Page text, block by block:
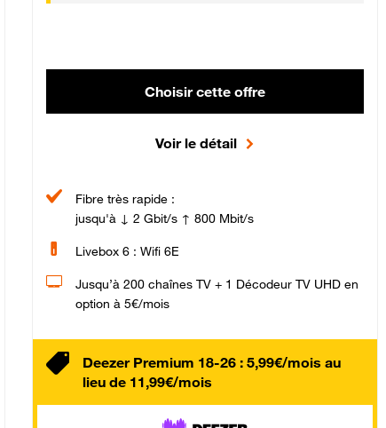
Choisir cette offre
Voir le détail
Fibre très rapide :
jusqu'à ↓ 2 Gbit/s ↑ 800 Mbit/s
Livebox 6 : Wifi 6E
Jusqu’à 200 chaînes TV + 1 Décodeur TV UHD en
option à 5€/mois
Deezer Premium 18-26 : 5,99€/mois au
lieu de 11,99€/mois